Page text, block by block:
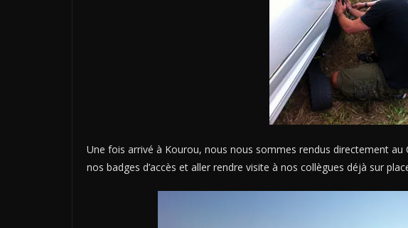
Une fois arrivé à Kourou, nous nous sommes rendus directement au
nos badges d’accès et aller rendre visite à nos collègues déjà sur